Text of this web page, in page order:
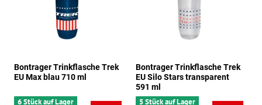
Bontrager Trinkflasche Trek
EU Max blau 710 ml
6 Stück auf Lager
Bontrager Trinkflasche Trek
EU Silo Stars transparent
591 ml
5 Stück auf Lager